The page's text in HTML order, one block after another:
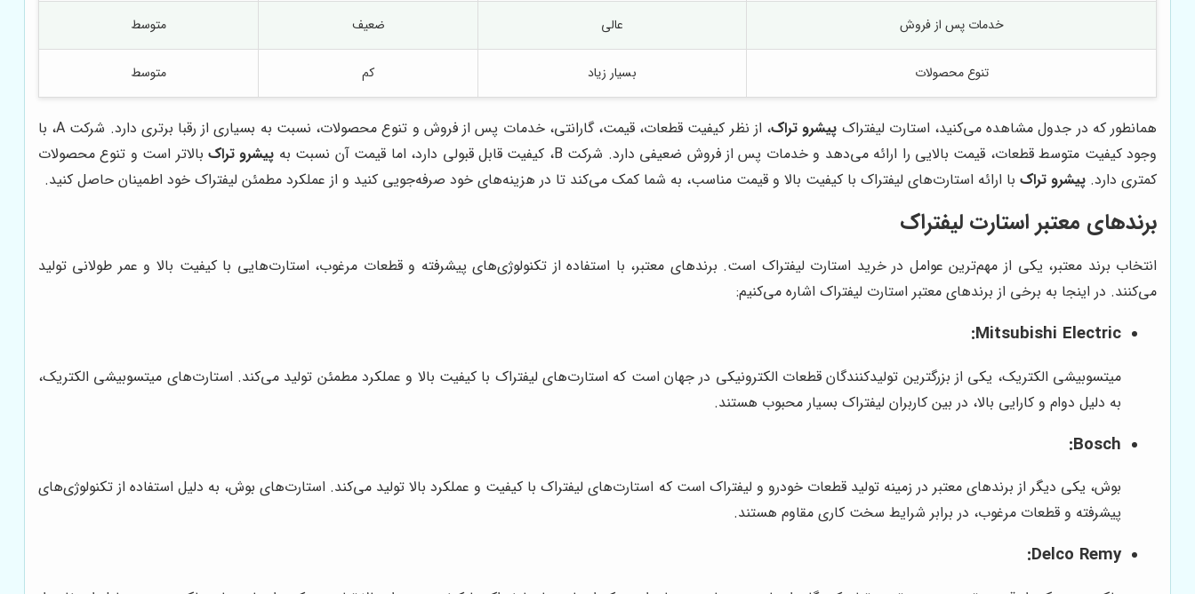
خدمات پس از فروش عالی ضعیف متوسط
تنوع محصولات بسیار زیاد کم متوسط
همانطور که در جدول مشاهده می‌کنید، استارت لیفتراک پیشرو تراک
، از نظر کیفیت قطعات، قیمت، گارانتی، خدمات پس از فروش و تنوع محصولات، نسبت به بسیاری از رقبا برتری دارد. شرکت A، با
وجود کیفیت متوسط قطعات، قیمت بالایی را ارائه می‌دهد و خدمات پس از فروش ضعیفی دارد. شرکت B، کیفیت قابل قبولی دارد، اما قیمت آن نسبت به
پیشرو تراکبالاتر است و تنوع محصولات
کمتری دارد. پیشرو تراکبا ارائه استارت‌های لیفتراک با کیفیت بالا و قیمت مناسب، به شما کمک می‌کند تا در هزینه‌های خود صرفه‌جویی کنید و از عملکرد مطمئن لیفتراک خود اطمینان حاصل کنید.
برندهای معتبر استارت لیفتراک
انتخاب برند معتبر، یکی از مهم‌ترین عوامل در خرید استارت لیفتراک است. برندهای معتبر، با استفاده از تکنولوژی‌های پیشرفته و قطعات مرغوب، استارت‌هایی با کیفیت بالا و عمر طولانی تولید
می‌کنند. در اینجا به برخی از برندهای معتبر استارت لیفتراک اشاره می‌کنیم:
Mitsubishi Electric:
میتسوبیشی الکتریک، یکی از بزرگترین تولیدکنندگان قطعات الکترونیکی در جهان است که استارت‌های لیفتراک با کیفیت بالا و عملکرد مطمئن تولید می‌کند. استارت‌های میتسوبیشی الکتریک،
به دلیل دوام و کارایی بالا، در بین کاربران لیفتراک بسیار محبوب هستند.
Bosch:
بوش، یکی دیگر از برندهای معتبر در زمینه تولید قطعات خودرو و لیفتراک است که استارت‌های لیفتراک با کیفیت و عملکرد بالا تولید می‌کند. استارت‌های بوش، به دلیل استفاده از تکنولوژی‌های
پیشرفته و قطعات مرغوب، در برابر شرایط سخت کاری مقاوم هستند.
Delco Remy: